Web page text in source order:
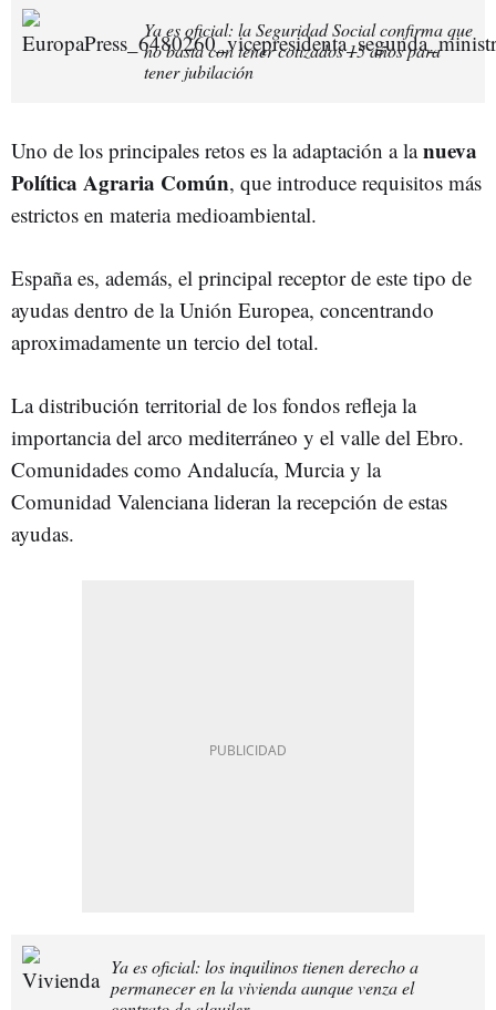
Ya es oficial: la Seguridad Social confirma que
no basta con tener cotizados 15 años para
tener jubilación
Uno de los principales retos es la adaptación a lanueva
Política Agraria Común, que introduce requisitos más
estrictos en materia medioambiental.
España es, además, el principal receptor de este tipo de
ayudas dentro de la Unión Europea, concentrando
aproximadamente un tercio del total.
La distribución territorial de los fondos refleja la
importancia del arco mediterráneo y el valle del Ebro.
Comunidades como Andalucía, Murcia y la
Comunidad Valenciana lideran la recepción de estas
ayudas.
Ya es oficial: los inquilinos tienen derecho a
permanecer en la vivienda aunque venza el